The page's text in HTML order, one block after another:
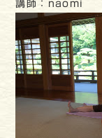
講師：naomi